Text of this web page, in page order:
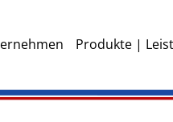
Produkte |